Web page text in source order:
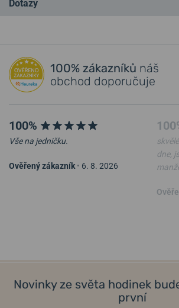
Dotazy
Přidat dotaz
100% zákazníků náš
obchod doporučuje
100%
Vše na jedničku.
Ověřený zákazník • 6. 8. 2026
dne,
Novinky ze světa hodinek
první